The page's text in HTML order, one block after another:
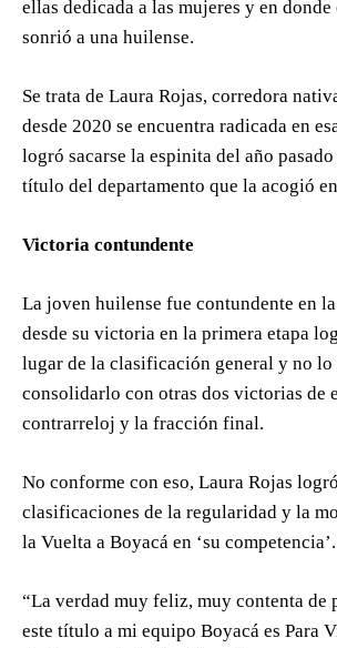
ellas dedicada a las mujeres y en
sonrió a una huilense.
Se trata de Laura Rojas, corredora
desde 2020 se encuentra radicada en
logró sacarse la espinita del año
título del departamento que la acogió
Victoria contundente
La joven huilense fue contundente en
desde su victoria en la primera etapa
lugar de la clasificación general y no lo
consolidarlo con otras dos victorias de
contrarreloj y la fracción final.
No conforme con eso, Laura Rojas
clasificaciones de la regularidad y la
la Vuelta a Boyacá en ‘su competencia’.
“La verdad muy feliz, muy contenta de
este título a mi equipo Boyacá es Para